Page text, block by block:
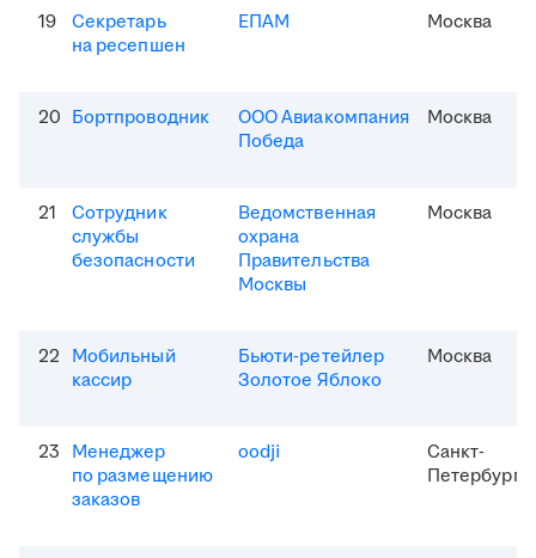
19
Секретарь
на ресепшен
ЕПАМ Москва
20 Бортпроводник
ООО Авиакомпания
Победа
Москва
21
Сотрудник
службы
безопасности
Ведомственная
охрана
Правительства
Москвы
Москва
22 Мобильный
кассир
Бьюти-ретейлер
Золотое Яблоко
Москва
23 Менеджер
по размещению
заказов
oodji
Санкт-
Петербург